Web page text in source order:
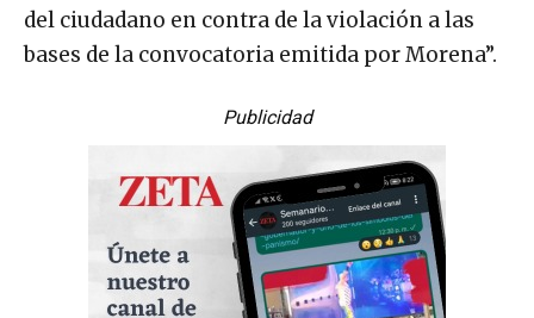
del ciudadano en contra de la violación a las
bases de la convocatoria emitida por Morena”.
Publicidad